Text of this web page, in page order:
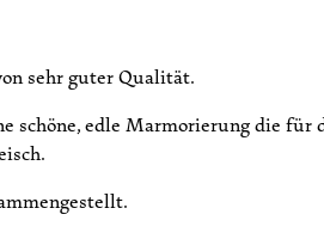
sehr guter Qualität.
edle Marmorierung die für